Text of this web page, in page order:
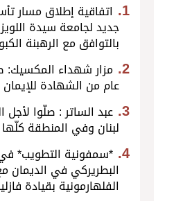
اتفاقية إطلاق مسار
جديد لجامعة سيدة
بالتوافق مع الرهبنة
مزار شهداء المكسيك:
عام من الشهادة للإيمان
عبد الساتر : صلّوا
لبنان وفي المنطقة كلّها
*سمفونية التطويب*
البطريركي في الديمان
الفلهارمونية بقيادة